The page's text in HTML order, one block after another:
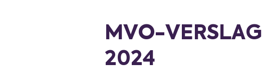
MVO-VERSLAG
2024